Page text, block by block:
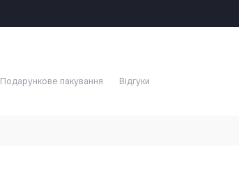
Подарункове пакування Відгуки